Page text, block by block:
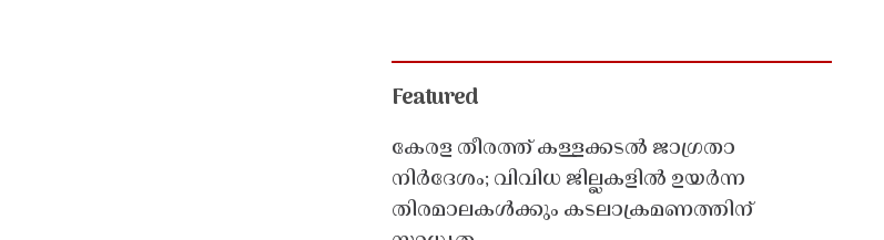
Featured
കേരള തീരത്ത് കള്ളക്കടൽ ജാഗ്രതാ
നിർദേശം; വിവിധ ജില്ലകളിൽ ഉയർന്ന
തിരമാലകൾക്കും കടലാക്രമണത്തിന്